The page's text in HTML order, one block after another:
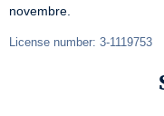
novembre.
License number: 3-1119753